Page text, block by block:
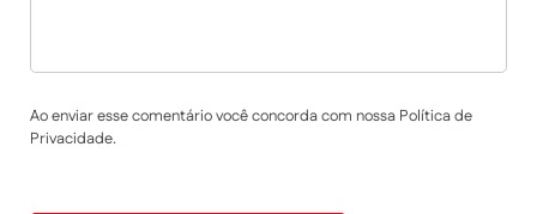
Ao enviar esse comentário você concorda com nossa Política de
Privacidade.